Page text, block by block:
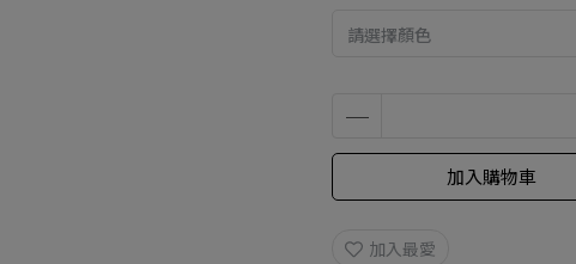
加入購物車
加入最愛